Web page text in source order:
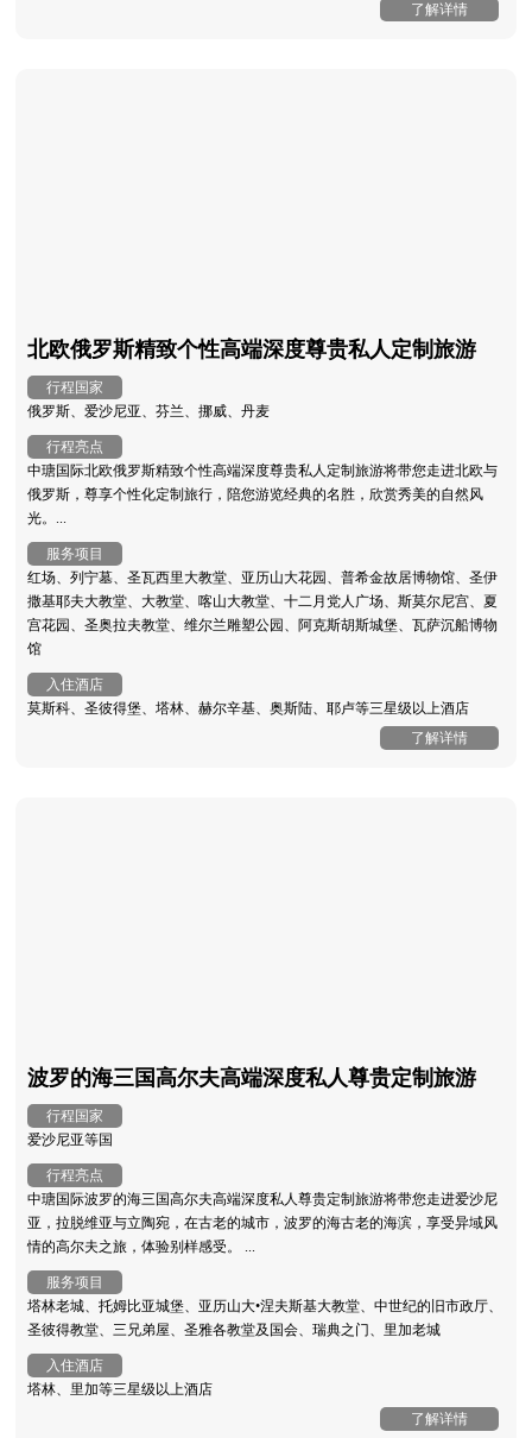
了解详情
北欧俄罗斯精致个性高端深度尊贵私人定制旅游
行程国家
俄罗斯、爱沙尼亚、芬兰、挪威、丹麦
行程亮点
中瑭国际北欧俄罗斯精致个性高端深度尊贵私人定制旅游将带您走进北欧与
俄罗斯，尊享个性化定制旅行，陪您游览经典的名胜，欣赏秀美的自然风
光。...
服务项目
红场、列宁墓、圣瓦西里大教堂、亚历山大花园、普希金故居博物馆、圣伊
撒基耶夫大教堂、大教堂、喀山大教堂、十二月党人广场、斯莫尔尼宫、夏
宫花园、圣奥拉夫教堂、维尔兰雕塑公园、阿克斯胡斯城堡、瓦萨沉船博物
馆
入住酒店
莫斯科、圣彼得堡、塔林、赫尔辛基、奥斯陆、耶卢等三星级以上酒店
了解详情
波罗的海三国高尔夫高端深度私人尊贵定制旅游
行程国家
爱沙尼亚等国
行程亮点
中瑭国际波罗的海三国高尔夫高端深度私人尊贵定制旅游将带您走进爱沙尼
亚，拉脱维亚与立陶宛，在古老的城市，波罗的海古老的海滨，享受异域风
情的高尔夫之旅，体验别样感受。 ...
服务项目
塔林老城、托姆比亚城堡、亚历山大•涅夫斯基大教堂、中世纪的旧市政厅、
圣彼得教堂、三兄弟屋、圣雅各教堂及国会、瑞典之门、里加老城
入住酒店
塔林、里加等三星级以上酒店
了解详情